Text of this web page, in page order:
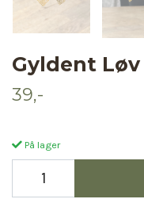
Gyldent
39,-
På lager